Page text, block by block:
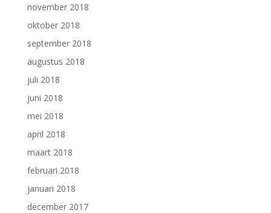
november 2018
oktober 2018
september 2018
augustus 2018
juli 2018
juni 2018
mei 2018
april 2018
maart 2018
februari 2018
januari 2018
december 2017